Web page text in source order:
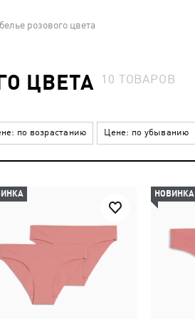
розового цвета
ЦВЕТА 10 ТОВАРОВ
по возрастанию Цене: по убыванию
НОВИНКА